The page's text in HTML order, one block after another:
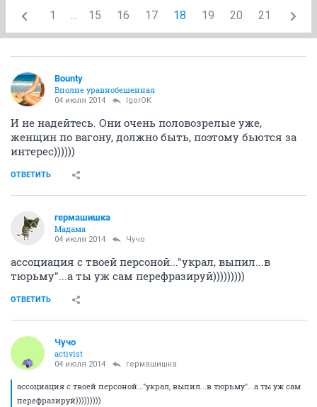
1 ... 15 16 17 18 19 20 21
Bounty
Вполне уравнобешенная
04 июля 2014 IgorOK
И не надейтесь. Они очень половозрелые уже,
женщин по вагону, должно быть, поэтому бьются за
интерес))))))
ОТВЕТИТЬ
гермашишка
Мадама
04 июля 2014 Чучо
ассоциация с твоей персоной..."украл, выпил...в
тюрьму"...а ты уж сам перефразируй)))))))))
ОТВЕТИТЬ
Чучо
activist
04 июля 2014 гермашишка
ассоциация с твоей персоной..."украл, выпил...в тюрьму"...а ты уж сам
перефразируй)))))))))